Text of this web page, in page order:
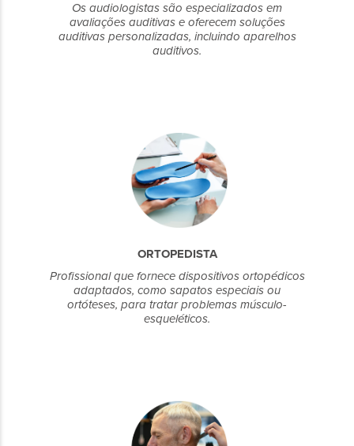
Os audiologistas são especializados em
avaliações auditivas e oferecem soluções
auditivas personalizadas, incluindo aparelhos
auditivos.
ORTOPEDISTA
Profissional que fornece dispositivos ortopédicos
adaptados, como sapatos especiais ou
ortóteses, para tratar problemas músculo-
esqueléticos.